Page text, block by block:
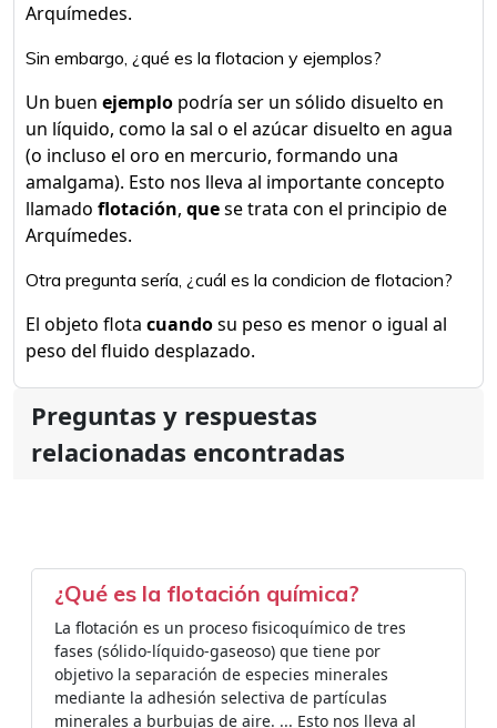
Arquímedes.
Sin embargo, ¿qué es la flotacion y ejemplos?
Un buen ejemplo podría ser un sólido disuelto en
un líquido, como la sal o el azúcar disuelto en agua
(o incluso el oro en mercurio, formando una
amalgama). Esto nos lleva al importante concepto
llamado flotación, quese trata con el principio de
Arquímedes.
Otra pregunta sería, ¿cuál es la condicion de flotacion?
El objeto flota cuandosu peso es menor o igual al
peso del fluido desplazado.
Preguntas y respuestas
relacionadas encontradas
¿Qué es la flotación química?
La flotación es un proceso fisicoquímico de tres
fases (sólido-líquido-gaseoso) que tiene por
objetivo la separación de especies minerales
mediante la adhesión selectiva de partículas
minerales a burbujas de aire. ... Esto nos lleva al